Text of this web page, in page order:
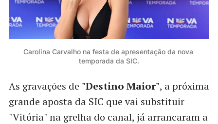
Carolina Carvalho na festa de apresentação da nova
temporada da SIC.
As gravações de "Destino Maior", a próxima
grande aposta da SIC que vai substituir
"Vitória" na grelha do canal, já arrancaram a